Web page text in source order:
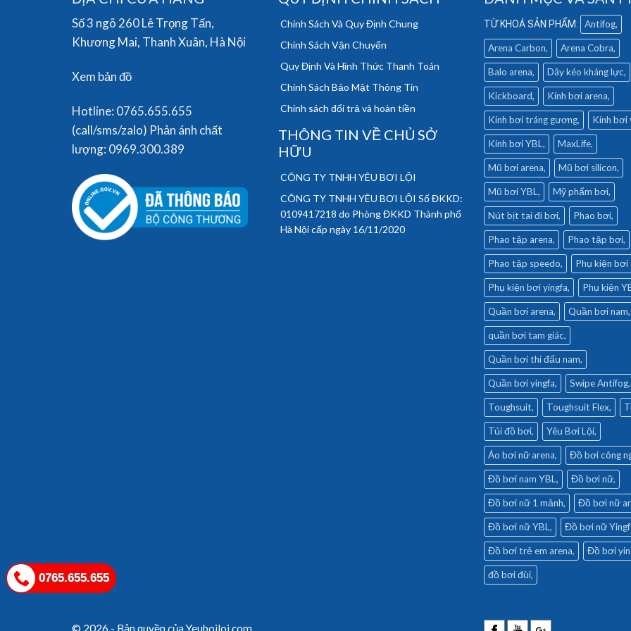
Số 3 ngõ 260 Lê Trọng Tấn,
Khương Mai, Thanh Xuân, Hà Nội
Xem bản đồ
Hotline: 0765.655.655
(call/sms/zalo) Phản ánh chất
lượng: 0969.300.389
Chính Sách Và Quy Định Chung
Chính Sách Vận Chuyển
Quy Định Và Hình Thức Thanh Toán
Chính Sách Bảo Mật Thông Tin
Chính sách đổi trả và hoàn tiền
THÔNG TIN VỀ CHỦ SỞ
HỮU
CÔNG TY TNHH YÊU BƠI LỘI
CÔNG TY TNHH YÊU BƠI LỘI Số ĐKKD:
0109417218 do Phòng ĐKKD Thành phố
Hà Nội cấp ngày 16/11/2020
Antifog
Arena Carbon Arena Cobra
Balo arena Dây kéo kháng lực
Kickboard Kính bơi arena
Kính bơi tráng gương Kính bơi
Kính bơi YBL MaxLife
Mũ bơi arena Mũ bơi silicon
Mũ bơi YBL Mỹ phẩm bơi
Nút bịt tai đi bơi Phao bơi
Phao tập arena Phao tập bơi
Phao tập speedo Phụ kiện bơi
Phụ kiện bơi yingfa Phụ kiện
Quần bơi arena Quần bơi nam
quần bơi tam giác
Quần bơi thi đấu nam
Quần bơi yingfa Swipe Antifog
Toughsuit Toughsuit Flex
Túi đồ bơi Yêu Bơi Lội
Áo bơi nữ arena Đồ bơi công
Đồ bơi nam YBL Đồ bơi nữ
Đồ bơi nữ 1 mảnh Đồ bơi nữ
Đồ bơi nữ YBL Đồ bơi nữ
Đồ bơi trẻ em arena Đồ bơi
đồ bơi đùi
© 2026 - Bản quyền của Yeuboiloi.com
0765.655.655